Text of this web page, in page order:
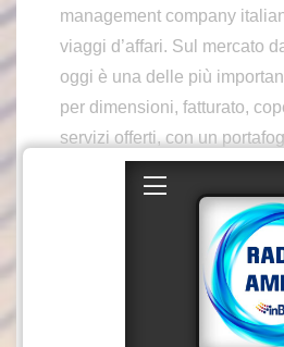
management company
viaggi d’affari. Sul mercato
oggi è una delle più
per dimensioni, fatturato,
servizi offerti, con un
sedi in tutto il mondo.
Rosario Mariani, chairman
International USA, a margine
anniversario della Niaf e
consegna degli Italpress